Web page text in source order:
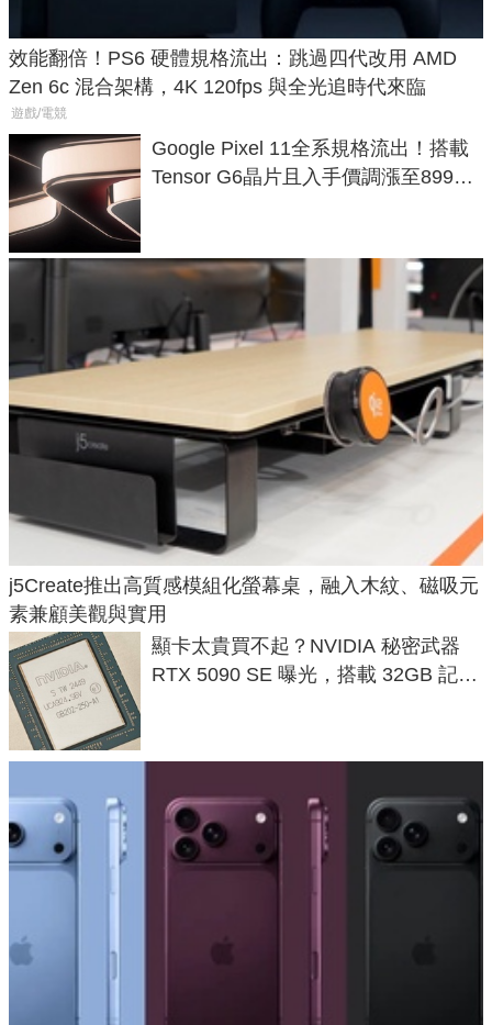
效能翻倍！PS6 硬體規格流出：跳過四代改用 AMD
Zen 6c 混合架構，4K 120fps 與全光追時代來臨
遊戲/電競
Google Pixel 11全系規格流出！搭載
Tensor G6晶片且入手價調漲至899美
j5Create推出高質感模組化螢幕桌，融入木紋、磁吸元
素兼顧美觀與實用
顯卡太貴買不起？NVIDIA 秘密武器
RTX 5090 SE 曝光，搭載 32GB 記憶